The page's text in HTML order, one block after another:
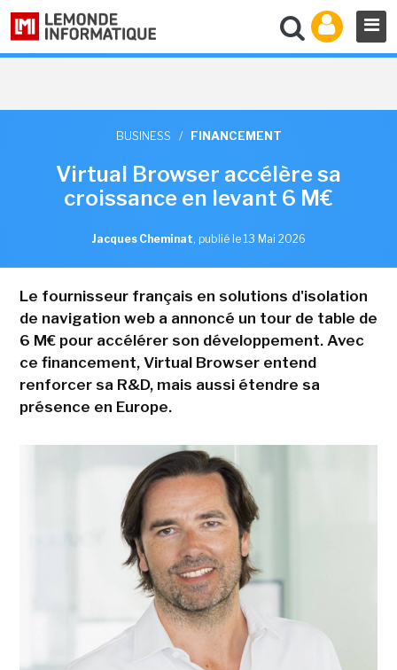
BUSINESS / FINANCEMENT
Virtual Browser accélère sa
croissance en levant 6 M€
Jacques Cheminat, publié le 13 Mai 2026
Le fournisseur français en solutions d'isolation
de navigation web a annoncé un tour de table de
6 M€ pour accélérer son développement. Avec
ce financement, Virtual Browser entend
renforcer sa R&D, mais aussi étendre sa
présence en Europe.